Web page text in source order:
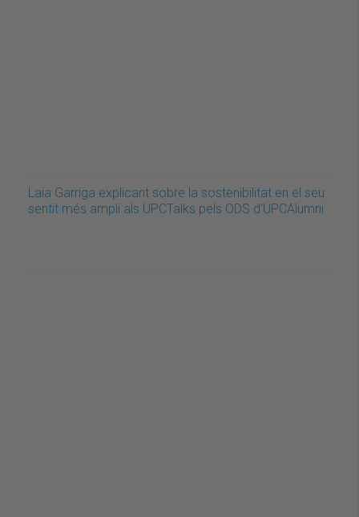
Laia Garriga explicant sobre la sostenibilitat en el seu
sentit més ampli als UPCTalks pels ODS d'UPCAlumni